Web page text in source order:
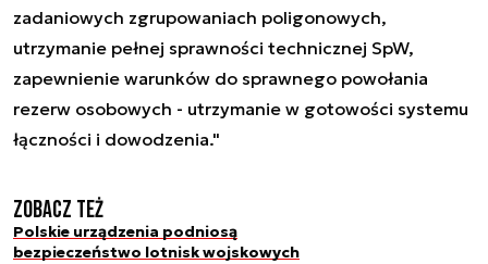
zadaniowych zgrupowaniach poligonowych,
utrzymanie pełnej sprawności technicznej SpW,
zapewnienie warunków do sprawnego powołania
rezerw osobowych - utrzymanie w gotowości systemu
łączności i dowodzenia."
Zobacz też
Polskie urządzenia podniosą
bezpieczeństwo lotnisk wojskowych